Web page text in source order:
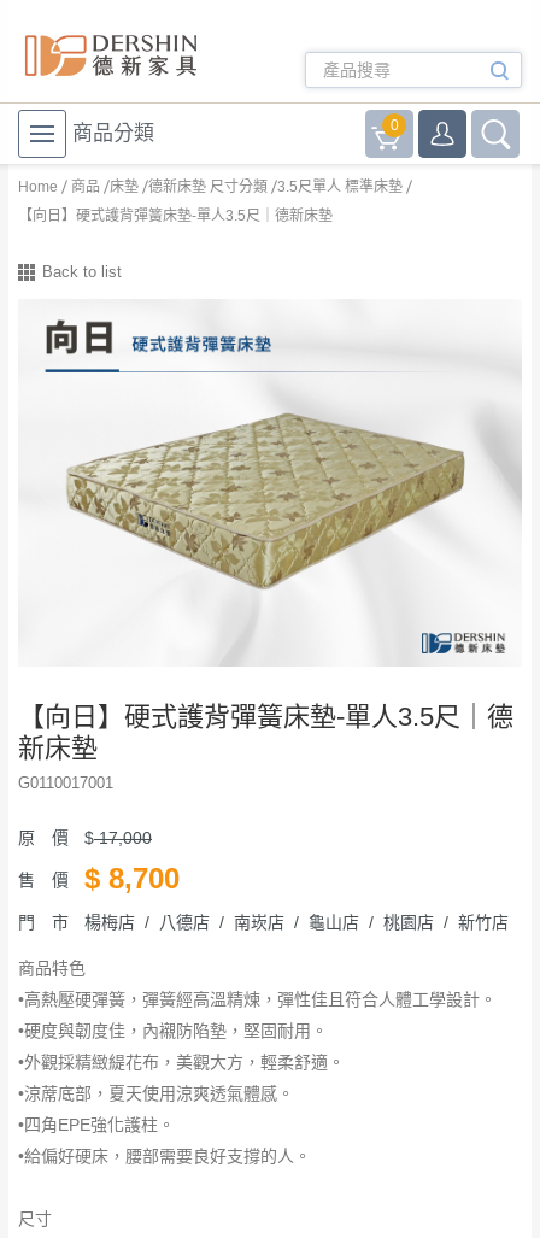
商品分類 0
Home 商品 床墊 德新床墊 尺寸分類
3.5尺單人 標準床墊
【向日】硬式護背彈簧床墊-單人3.5尺｜德新床墊
Back to list
【向日】硬式護背彈簧床墊-單人3.5尺｜德
新床墊
G0110017001
原 價 $17,000
售 價 $ 8,700
門 市 楊梅店 / 八德店 / 南崁店 / 龜山店 / 桃園店 / 新竹店
商品特色
•高熱壓硬彈簧，彈簧經高溫精煉，彈性佳且符合人體工學設計。
•硬度與韌度佳，內襯防陷墊，堅固耐用。
•外觀採精緻緹花布，美觀大方，輕柔舒適。
•涼蓆底部，夏天使用涼爽透氣體感。
•四角EPE強化護柱。
•給偏好硬床，腰部需要良好支撐的人。
尺寸